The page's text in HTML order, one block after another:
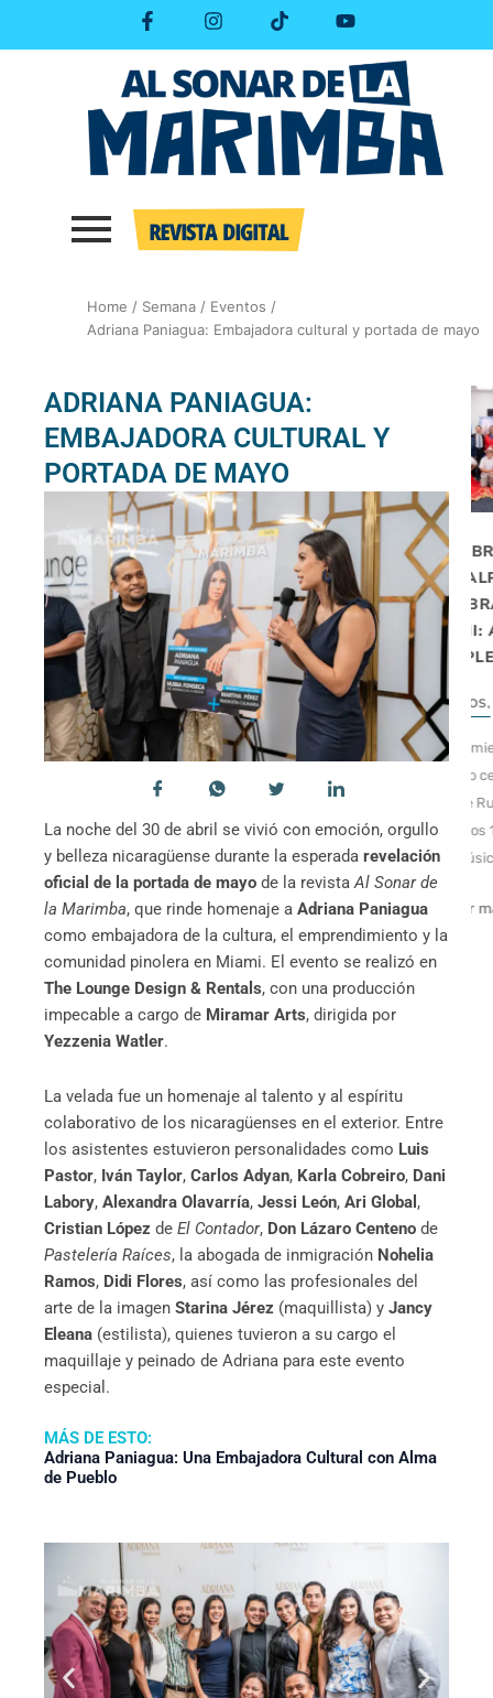
F
b
o
o
k
-
I
t
a
g
r
m
T
t
o
k
Y
t
u
b
e
Home / Semana / Eventos /
Adriana Paniagua: Embajadora cultural y portada de mayo
ADRIANA PANIAGUA:
EMBAJADORA CULTURAL Y
PORTADA DE MAYO
La noche del 30 de abril se vivió con emoción, orgullo
y belleza nicaragüense durante la esperada revelación
oficial de la portada de mayo de la revistaAl Sonar de
la Marimba, que rinde homenaje a Adriana Paniagua
como embajadora de la cultura, el emprendimiento y la
comunidad pinolera en Miami. El evento se realizó en
The Lounge Design & Rentals, con una producción
impecable a cargo de Miramar Arts, dirigida por
Yezzenia Watler.
La velada fue un homenaje al talento y al espíritu
colaborativo de los nicaragüenses en el exterior. Entre
los asistentes estuvieron personalidades como Luis
Pastor, Iván Taylor, Carlos Adyan, Karla Cobreiro, Dani
Labory, Alexandra Olavarría, Jessi León, Ari Global ,
Cristian López de El Contador, Don Lázaro Centeno de
Pastelería Raíces, la abogada de inmigración Nohelia
Ramos, Didi Flores, así como las profesionales del
arte de la imagen Starina Jérez (maquillista) y Jancy
Eleana (estilista), quienes tuvieron a su cargo el
maquillaje y peinado de Adriana para este evento
especial.
MÁS DE ESTO:
Adriana Paniagua: Una Embajadora Cultural con Alma
de Pueblo
Y
y
NACE EN MIAMI LA
NICARAGUAN
AMERICAN
LAWYERS
ASSOCIATION
(NALA)
EVENTOS SEMANA ,
UNCATEGORIZED
La noche del 15 de
septiembre, en un marco
cargado de simbolismo por
la conmemoración de la
independencia de
Nicaragua,...
Leer más...
UN LIBRO NACIDO
EN VALPARAÍSO,
CELEBRADO EN
MIAMI: AZUL…
CUMPLE 138 AÑOS
EVENTOS LITERATURA
El Movimiento Mundial
Parque Rubén Darío de
Miami los 138 años de Azul,
con música, poesía,...
Leer más...